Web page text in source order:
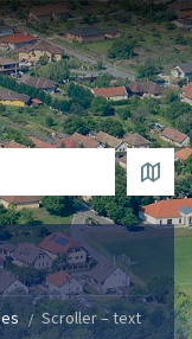
Scroller – text